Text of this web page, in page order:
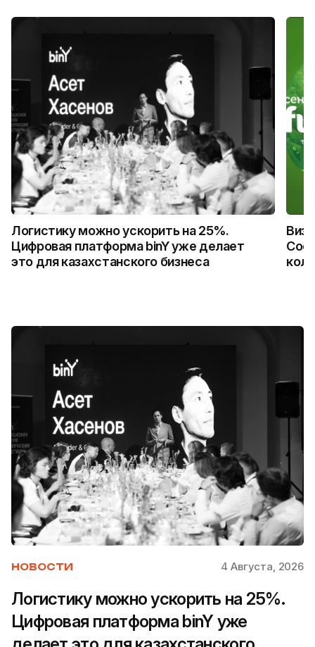
Логистику можно ускорить на 25%.
Цифровая платформа binY уже делает
это для казахстанского бизнеса
НОВОСТИ 4 Августа, 2026
Логистику можно ускорить на 25%.
Цифровая платформа binY уже